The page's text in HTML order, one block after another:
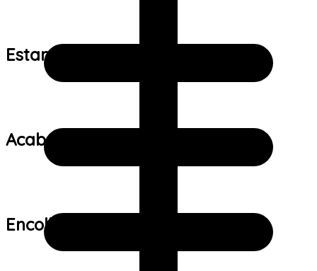
Estampa:
Acabamento:
Encolhimento: